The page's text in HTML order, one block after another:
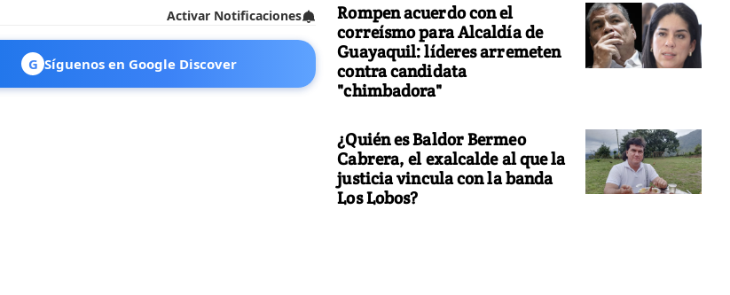
Activar Notificaciones
G Síguenos en Google Discover
Rompen acuerdo con el
correísmo para Alcaldía de
Guayaquil: líderes arremeten
contra candidata
"chimbadora"
¿Quién es Baldor Bermeo
Cabrera, el exalcalde al que la
justicia vincula con la banda
Los Lobos?